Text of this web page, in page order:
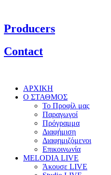
Producers
Contact
ΑΡΧΙΚΗ
Ο ΣΤΑΘΜΟΣ
Το Προφίλ μας
Παραγωγοί
Πρόγραμμα
Διαφήμιση
Διαφημιζόμενοι
Επικοινωνία
MELODIA LIVE
Άκουσε LIVE